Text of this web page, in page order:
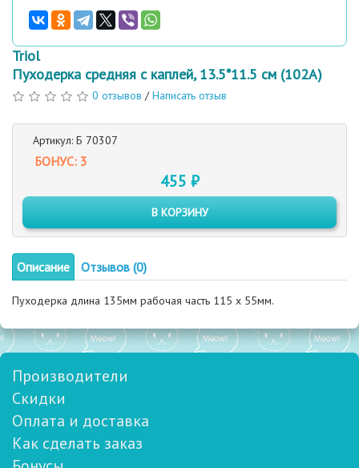
Triol
Пуходерка средняя с каплей, 13.5*11.5 см (102A)
0 отзывов /Написать отзыв
Артикул: Б 70307
БОНУС: 3
455 ₽
В КОРЗИНУ
Описание Отзывов (0)
Пуходерка длина 135мм рабочая часть 115 х 55мм.
Производители
Скидки
Оплата и доставка
Как сделать заказ